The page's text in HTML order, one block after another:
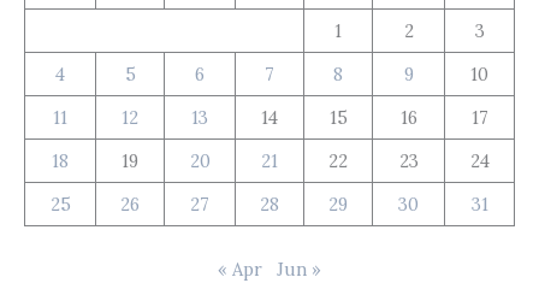
1
2
3
4
5 6 7 8 9
10
11
12 13 14 15 16
17
18
19 20 21 22 23
24
25
26 27 28 29 30 31
« Apr Jun »